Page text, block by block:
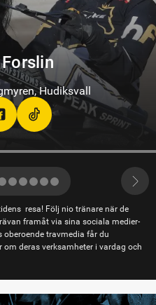
Hudiksvall
resa! Följ nio tränare när de
framåt via sina sociala medier-
oberoende travmedia får du
deras verksamheter i vardag och